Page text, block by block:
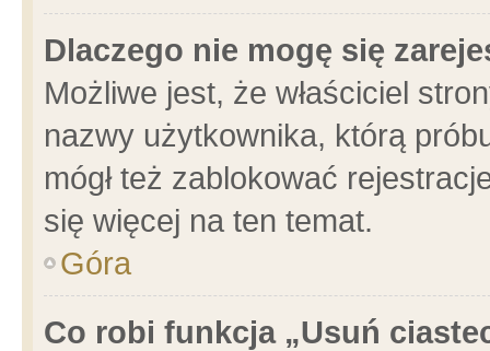
Dlaczego nie mogę się
Możliwe jest, że właściciel
nazwy użytkownika, którą
mógł też zablokować
się więcej na ten temat.
Góra
Co robi funkcja „Usuń